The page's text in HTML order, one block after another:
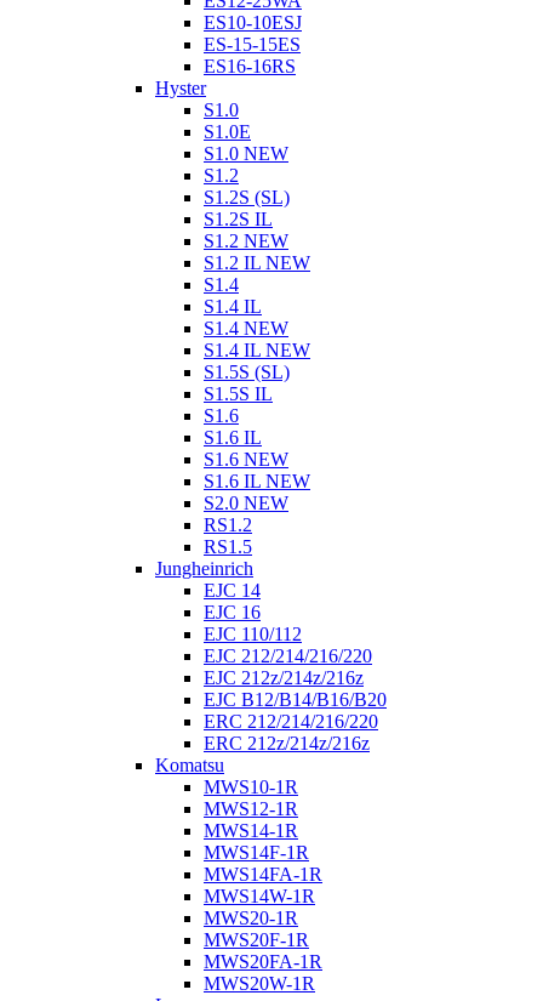
ES10-10ESJ
ES-15-15ES
ES16-16RS
Hyster
S1.0
S1.0E
S1.0 NEW
S1.2
S1.2S (SL)
S1.2S IL
S1.2 NEW
S1.2 IL NEW
S1.4
S1.4 IL
S1.4 NEW
S1.4 IL NEW
S1.5S (SL)
S1.5S IL
S1.6
S1.6 IL
S1.6 NEW
S1.6 IL NEW
S2.0 NEW
RS1.2
RS1.5
Jungheinrich
EJC 14
EJC 16
EJC 110/112
EJC 212/214/216/220
EJC 212z/214z/216z
EJC B12/B14/B16/B20
ERC 212/214/216/220
ERC 212z/214z/216z
Komatsu
MWS10-1R
MWS12-1R
MWS14-1R
MWS14F-1R
MWS14FA-1R
MWS14W-1R
MWS20-1R
MWS20F-1R
MWS20FA-1R
MWS20W-1R